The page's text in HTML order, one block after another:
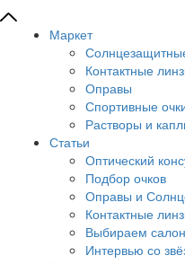
Маркет
Контактные
Оправы
Спортивные
Растворы и
Статьи
Оптический
Подбор очков
Оправы и
Контактные
Выбираем
Интервью со